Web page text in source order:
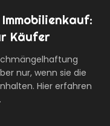
Käufer
nur, wenn sie die
Hier erfahren